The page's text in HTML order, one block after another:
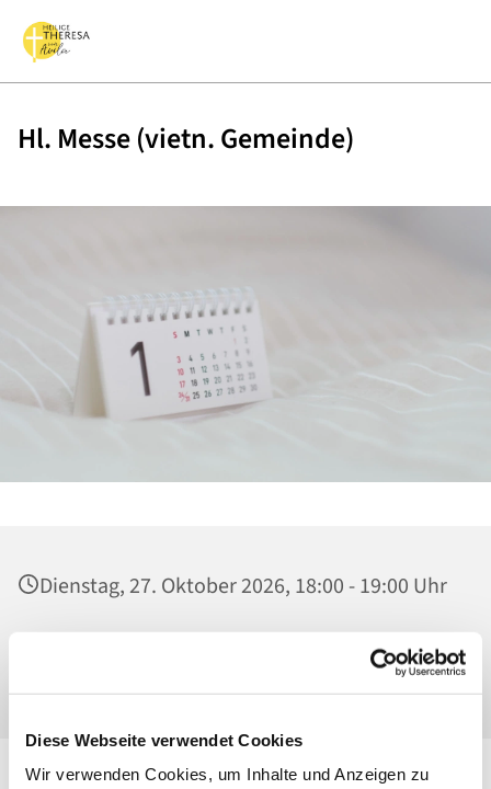
Diese Webseite verwendet Cookies
Wir verwenden Cookies, um Inhalte und Anzeigen zu
Hl. Messe (vietn. Gemeinde)
Dienstag, 27. Oktober 2026, 18:00 - 19:00 Uhr
Ss. Corpus Christi, Kirche, Conrad-Blenkle-